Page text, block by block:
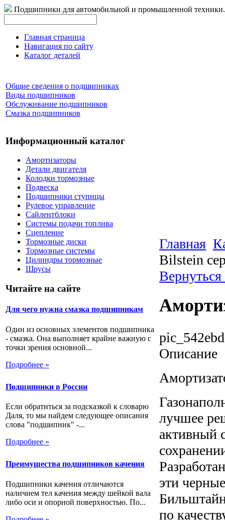
Подшипники для автомобильной и промышленной техники.
Главная страница
Навигация по сайту
Каталог деталей
Общие сведения о подшипниках
Виды подшипников
Обслуживание подшипников
Смазка подшипников
Информационный каталог
Амортизаторы
Детали двигателя
Колодки тормозные
Подвеска
Подшипники ступицы
Рулевое управление
Сайлентблоки
Системы подачи топлива
Сцепление
Тормозные диски
Тормозные системы
Цилиндры тормозные
Шрусы
Читайте на сайте
Для чего нужна смазка подшипникам
Один из основных элементов подшипника
- смазка. Она выполняет крайне важную с
точки зрения основной...
Подробнее »
Подшипники в России
Если обратиться за подсказкой к словарю
Даля, то мы найдем следующее описания
слова "подшипник" -...
Подробнее »
Преимущества подшипников качения
Подшипники качения отличаются
наличием тел качения между шейкой вала
либо оси и опорной поверхностью. По...
Главная
Bilstein
Описание
лучшее
активный
эти
по